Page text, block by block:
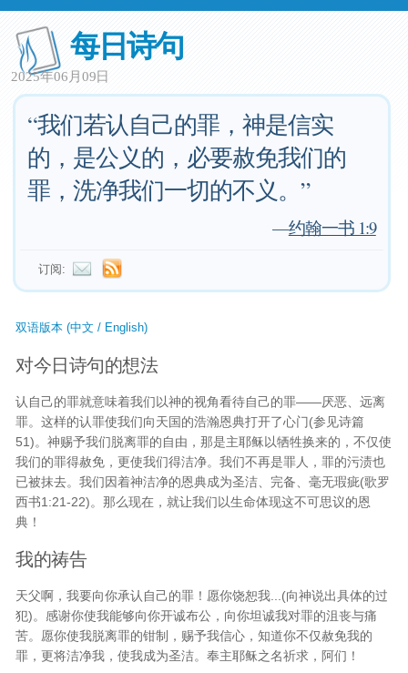
每日诗句
2025年06月09日
“我们若认自己的罪，神是信实
的，是公义的，必要赦免我们的
罪，洗净我们一切的不义。”
—约翰一书 1:9
订阅:
双语版本 (中文 / English)
对今日诗句的想法
认自己的罪就意味着我们以神的视角看待自己的罪——厌恶、远离
罪。这样的认罪使我们向天国的浩瀚恩典打开了心门(参见诗篇
51)。神赐予我们脱离罪的自由，那是主耶稣以牺牲换来的，不仅使
我们的罪得赦免，更使我们得洁净。我们不再是罪人，罪的污渍也
已被抹去。我们因着神洁净的恩典成为圣洁、完备、毫无瑕疵(歌罗
西书1:21-22)。那么现在，就让我们以生命体现这不可思议的恩
典！
我的祷告
天父啊，我要向你承认自己的罪！愿你饶恕我...(向神说出具体的过
犯)。感谢你使我能够向你开诚布公，向你坦诚我对罪的沮丧与痛
苦。愿你使我脱离罪的钳制，赐予我信心，知道你不仅赦免我的
罪，更将洁净我，使我成为圣洁。奉主耶稣之名祈求，阿们！